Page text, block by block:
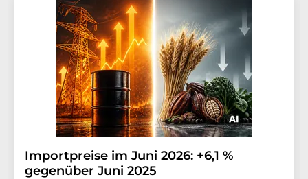
Importpreise im Juni 2026: +6,1 %
gegenüber Juni 2025